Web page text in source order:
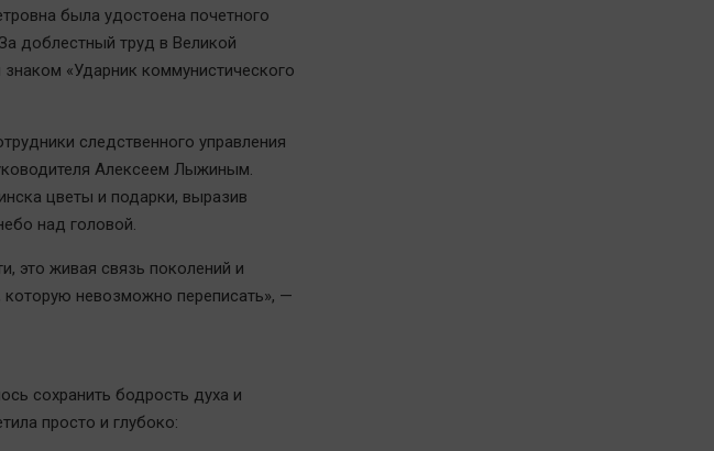
была удостоена почетного
доблестный труд в Великой
«Ударник коммунистического
следственного управления
Алексеем Лыжиным.
цветы и подарки, выразив
над головой.
это живая связь поколений и
которую невозможно переписать», —
сохранить бодрость духа и
просто и глубоко: